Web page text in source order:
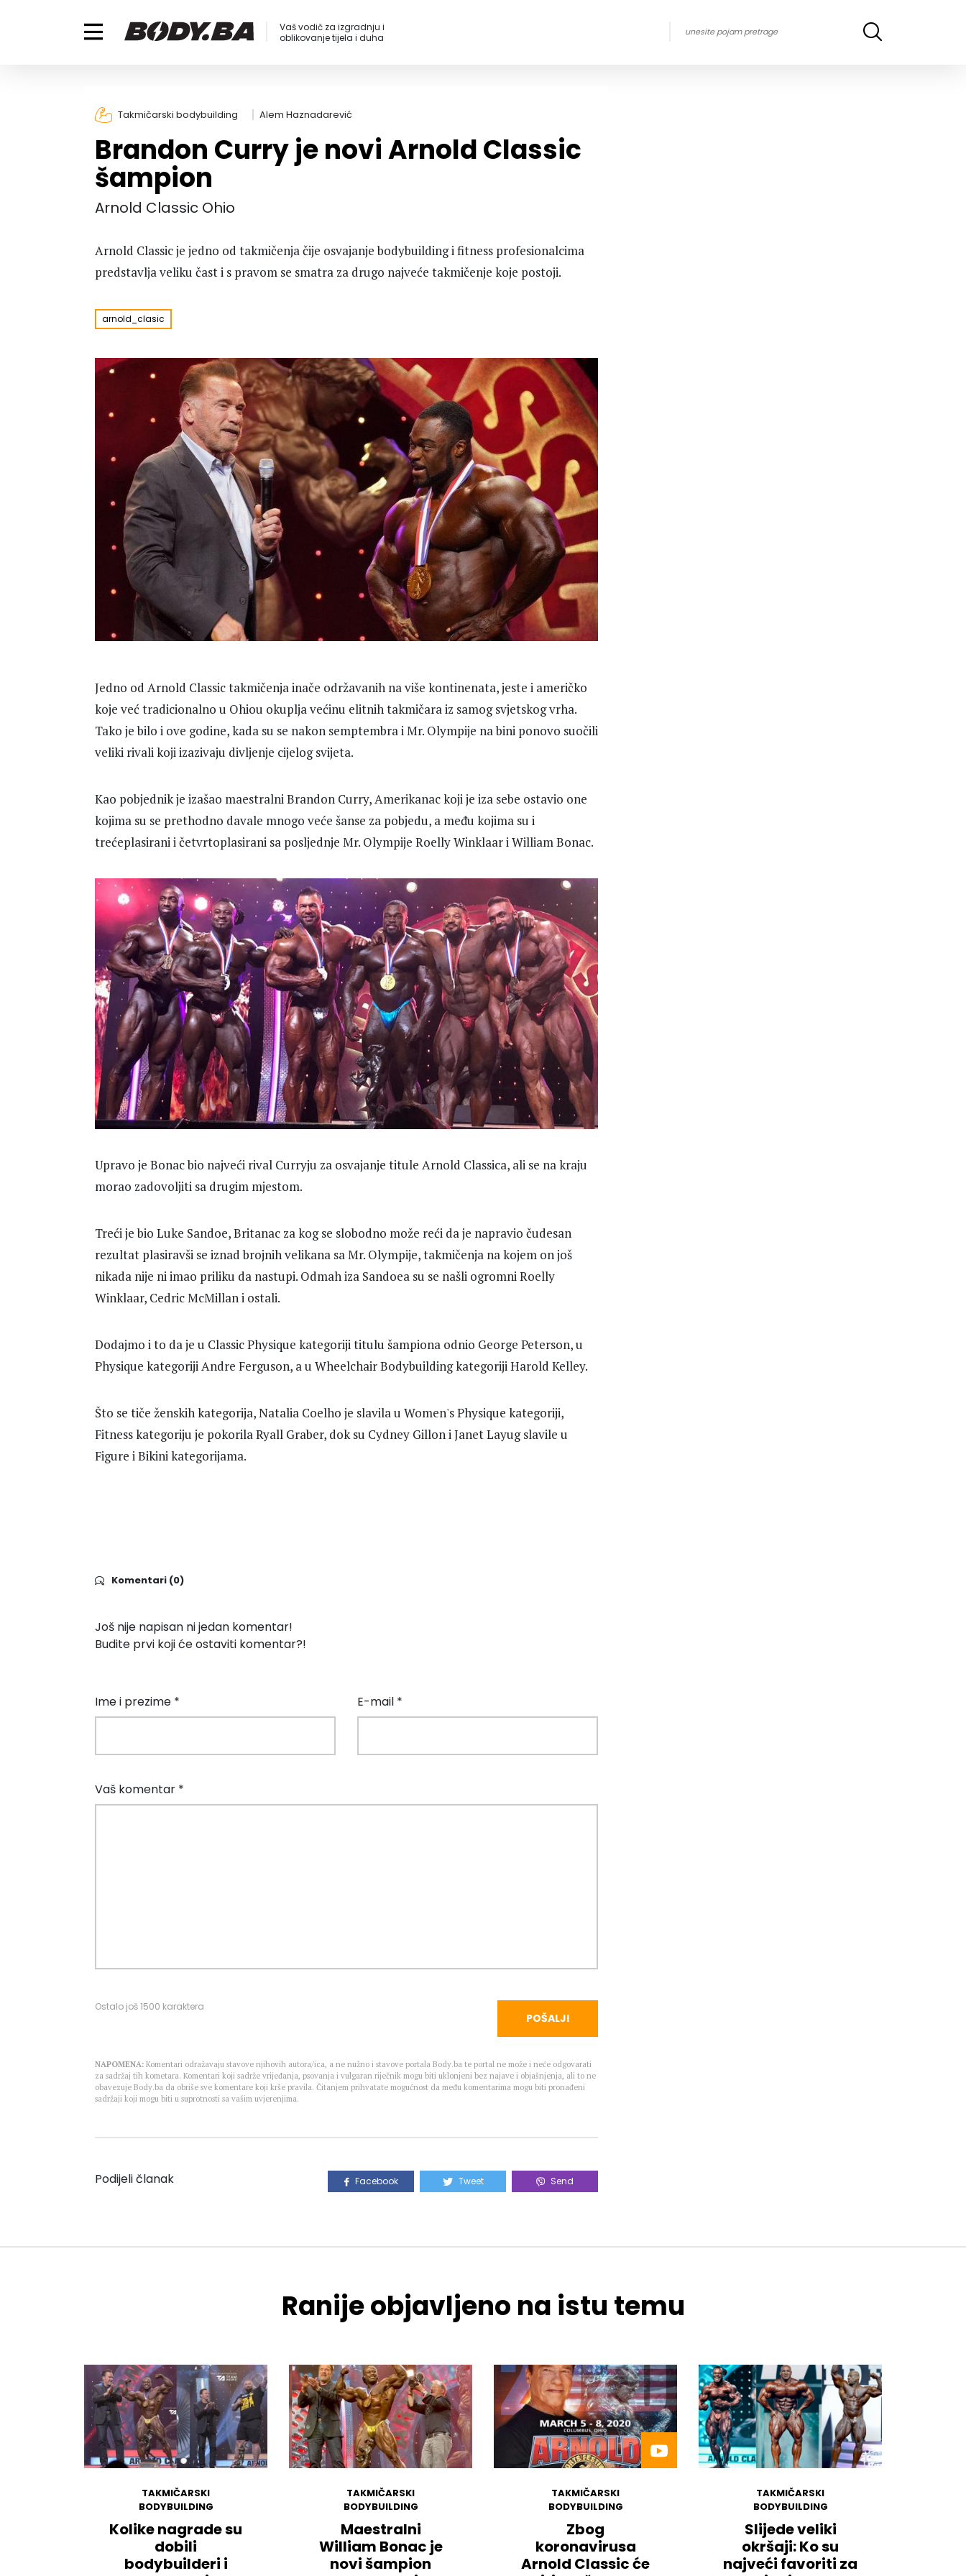
Vaš vodič za izgradnju i
oblikovanje tijela i duha
Takmičarski bodybuilding Alem Haznadarević
Brandon Curry je novi Arnold Classic
šampion
Arnold Classic Ohio
Arnold Classic je jedno od takmičenja čije osvajanje bodybuilding i fitness profesionalcima
predstavlja veliku čast i s pravom se smatra za drugo najveće takmičenje koje postoji.
arnold_clasic
Jedno od Arnold Classic takmičenja inače održavanih na više kontinenata, jeste i američko
koje već tradicionalno u Ohiou okuplja većinu elitnih takmičara iz samog svjetskog vrha.
Tako je bilo i ove godine, kada su se nakon semptembra i Mr. Olympije na bini ponovo suočili
veliki rivali koji izazivaju divljenje cijelog svijeta.
Kao pobjednik je izašao maestralni Brandon Curry, Amerikanac koji je iza sebe ostavio one
kojima su se prethodno davale mnogo veće šanse za pobjedu, a među kojima su i
trećeplasirani i četvrtoplasirani sa posljednje Mr. Olympije Roelly Winklaar i William Bonac.
Upravo je Bonac bio najveći rival Curryju za osvajanje titule Arnold Classica, ali se na kraju
morao zadovoljiti sa drugim mjestom.
Treći je bio Luke Sandoe, Britanac za kog se slobodno može reći da je napravio čudesan
rezultat plasiravši se iznad brojnih velikana sa Mr. Olympije, takmičenja na kojem on još
nikada nije ni imao priliku da nastupi. Odmah iza Sandoea su se našli ogromni Roelly
Winklaar, Cedric McMillan i ostali.
Dodajmo i to da je u Classic Physique kategoriji titulu šampiona odnio George Peterson, u
Physique kategoriji Andre Ferguson, a u Wheelchair Bodybuilding kategoriji Harold Kelley.
Što se tiče ženskih kategorija, Natalia Coelho je slavila u Women's Physique kategoriji,
Fitness kategoriju je pokorila Ryall Graber, dok su Cydney Gillon i Janet Layug slavile u
Figure i Bikini kategorijama.
Komentari (0)
Još nije napisan ni jedan komentar!
Budite prvi koji će ostaviti komentar?!
Ime i prezime * E-mail *
Vaš komentar *
Ostalo još1500 karaktera
POŠALJI
NAPOMENA: Komentari odražavaju stavove njihovih autora/ica, a ne nužno i stavove portala Body.ba te portal ne može i neće odgovarati
za sadržaj tih kometara. Komentari koji sadrže vrijeđanja, psovanja i vulgaran riječnik mogu biti uklonjeni bez najave i objašnjenja, ali to ne
obavezuje Body.ba da obriše sve komentare koji krše pravila. Čitanjem prihvatate mogućnost da među komentarima mogu biti pronađeni
sadržaji koji mogu biti u suprotnosti sa vašim uvjerenjima.
Podijeli članak Facebook Tweet Send
Ranije objavljeno na istu temu
TAKMIČARSKI
BODYBUILDING
Kolike nagrade su
dobili
bodybuilderi i
TAKMIČARSKI
BODYBUILDING
Maestralni
William Bonac je
novi šampion
TAKMIČARSKI
BODYBUILDING
Zbog
koronavirusa
Arnold Classic će
TAKMIČARSKI
BODYBUILDING
Slijede veliki
okršaji: Ko su
najveći favoriti za